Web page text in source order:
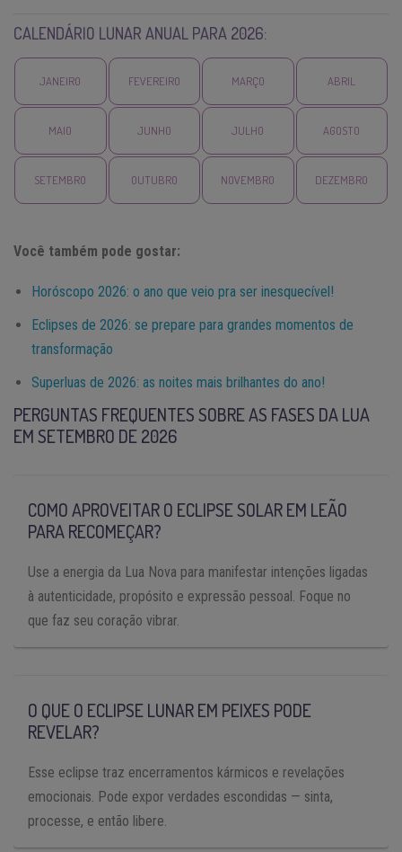
CALENDÁRIO LUNAR ANUAL PARA 2026:
JANEIRO FEVEREIRO MARÇO ABRIL
MAIO JUNHO JULHO AGOSTO
SETEMBRO OUTUBRO NOVEMBRO DEZEMBRO
Você também pode gostar:
Horóscopo 2026: o ano que veio pra ser inesquecível!
Eclipses de 2026: se prepare para grandes momentos de
transformação
Superluas de 2026: as noites mais brilhantes do ano!
PERGUNTAS FREQUENTES SOBRE AS FASES DA LUA
EM SETEMBRO DE 2026
COMO APROVEITAR O ECLIPSE SOLAR EM LEÃO
PARA RECOMEÇAR?
Use a energia da Lua Nova para manifestar intenções ligadas
à autenticidade, propósito e expressão pessoal. Foque no
que faz seu coração vibrar.
O QUE O ECLIPSE LUNAR EM PEIXES PODE
REVELAR?
Esse eclipse traz encerramentos kármicos e revelações
emocionais. Pode expor verdades escondidas — sinta,
processe, e então libere.